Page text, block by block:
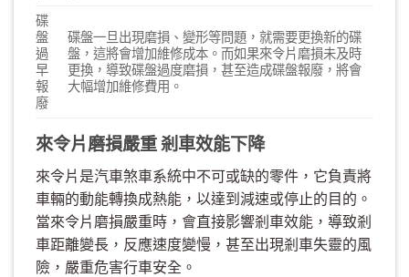
碟
盤
過
早
報
廢
碟盤一旦出現磨損、變形等問題，就需要更換新的碟
盤，這將會增加維修成本。而如果來令片磨損未及時
更換，導致碟盤過度磨損，甚至造成碟盤報廢，將會
大幅增加維修費用。
來令片磨損嚴重 剎車效能下降
來令片是汽車煞車系統中不可或缺的零件，它負責將
車輛的動能轉換成熱能，以達到減速或停止的目的。
當來令片磨損嚴重時，會直接影響剎車效能，導致剎
車距離變長，反應速度變慢，甚至出現剎車失靈的風
險，嚴重危害行車安全。